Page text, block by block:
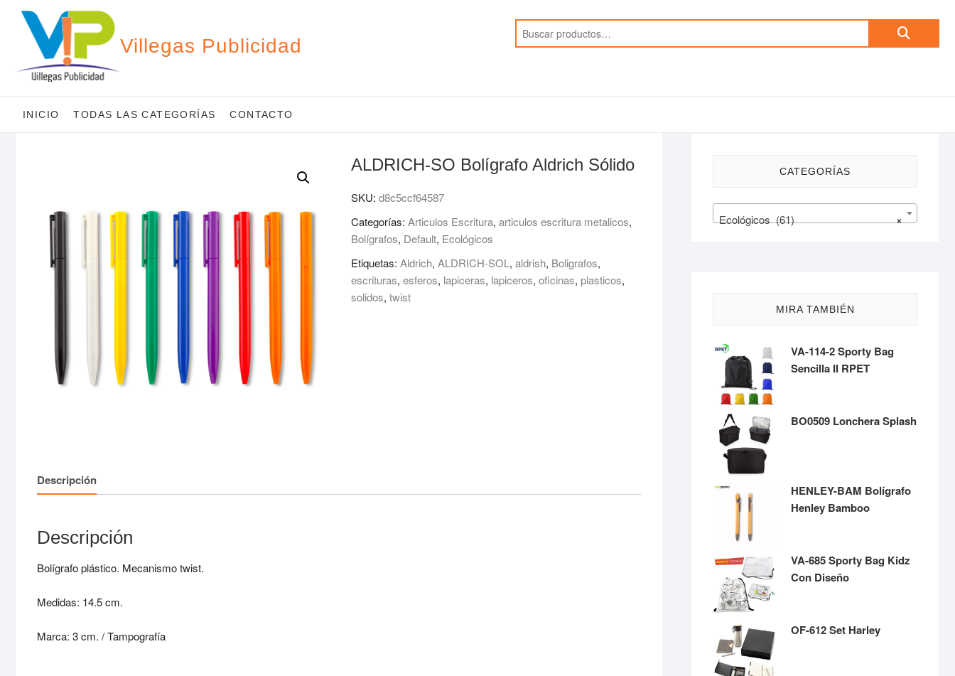
Saltar
contenido
Villegas Publicidad
Buscar
INICIO TODAS LAS CATEGORÍAS CONTACTO
ALDRICH-SO Bolígrafo Aldrich Sólido
SKU: d8c5ccf64587
Categorías: Articulos Escritura, articulos escritura metalicos,
Bolígrafos, Default, Ecológicos
Etiquetas: Aldrich, ALDRICH-SOL, aldrish, Boligrafos,
escrituras, esferos, lapiceras, lapiceros, oficinas, plasticos,
solidos, twist
Descripción
Descripción
Bolígrafo plástico. Mecanismo twist.
Medidas: 14.5 cm.
Marca: 3 cm. / Tampografía
CATEGORÍAS
×
Ecológicos (61)
MIRA TAMBIÉN
VA-114-2 Sporty Bag
Sencilla II RPET
BO0509 Lonchera Splash
HENLEY-BAM Bolígrafo
Henley Bamboo
VA-685 Sporty Bag Kidz
Con Diseño
OF-612 Set Harley